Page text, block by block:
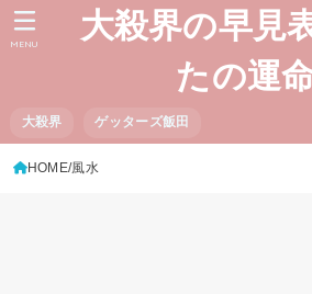
大殺界の早見
たの運
大殺界 ゲッターズ飯田
MENU
HOME 風水